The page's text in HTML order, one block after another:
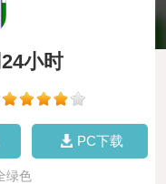
小时
PC下载
绿色